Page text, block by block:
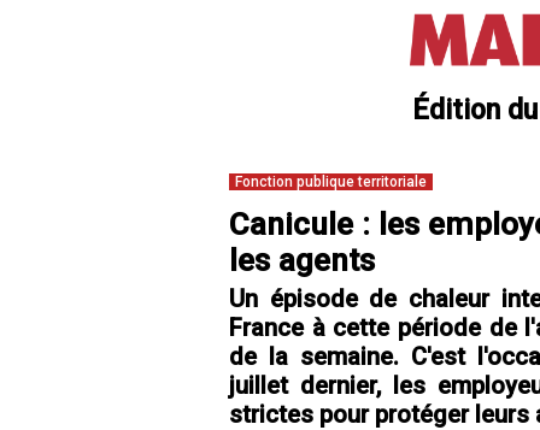
Édition
Fonction publique territoriale
Canicule : les
les agents
Un épisode de chaleur
France à cette période de
de la semaine. C'est
juillet dernier, les
strictes pour protéger